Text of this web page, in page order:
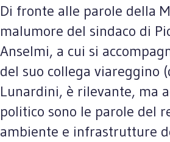
Di fronte alle parole della
malumore del sindaco di
Anselmi, a cui si
del suo collega viareggino
Lunardini, è rilevante, ma
politico sono le parole del
ambiente e infrastrutture